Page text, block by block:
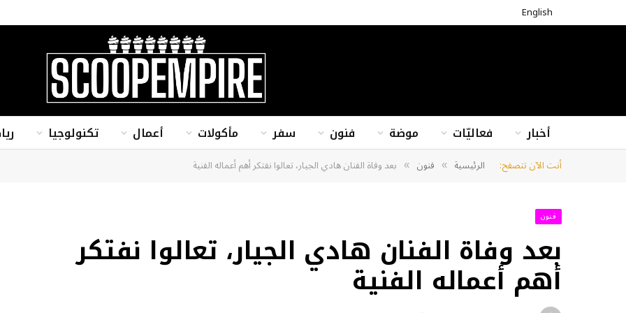
English
أخبار فعاليّات موضة فنون سفر مأكولات أعمال تكنولوجيا
أنت الآن تتصفح: الرئيسية » فنون » بعد وفاة الفنان هادي الجيار، تعالوا نفتكر أهم أعماله الفنية
فنون
بعد وفاة الفنان هادي الجيار، تعالوا نفتكر
أهم أعماله الفنية